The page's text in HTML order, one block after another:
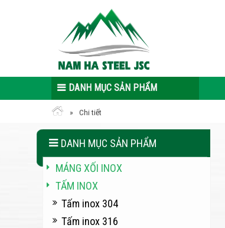
DANH MỤC SẢN PHẨM
Chi tiết
DANH MỤC SẢN PHẨM
MÁNG XỐI INOX
TẤM INOX
Tấm inox 304
Tấm inox 316